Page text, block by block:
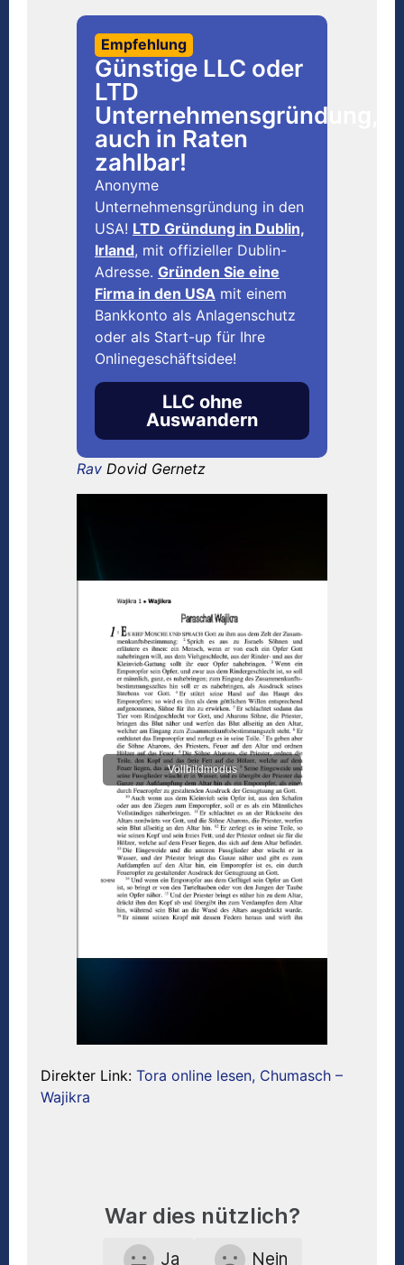
Empfehlung
Günstige LLC oder
LTD
Unternehmensgründung,
auch in Raten
zahlbar!
Anonyme
Unternehmensgründung in den
USA! LTD Gründung in Dublin,
Irland, mit offizieller Dublin-
Adresse. Gründen Sie eine
Firma in den USA mit einem
Bankkonto als Anlagenschutz
oder als Start-up für Ihre
Onlinegeschäftsidee!
LLC ohne
Auswandern
Rav Dovid Gernetz
Direkter Link: Tora online lesen, Chumasch –
Wajikra
War dies nützlich?
Ja Nein